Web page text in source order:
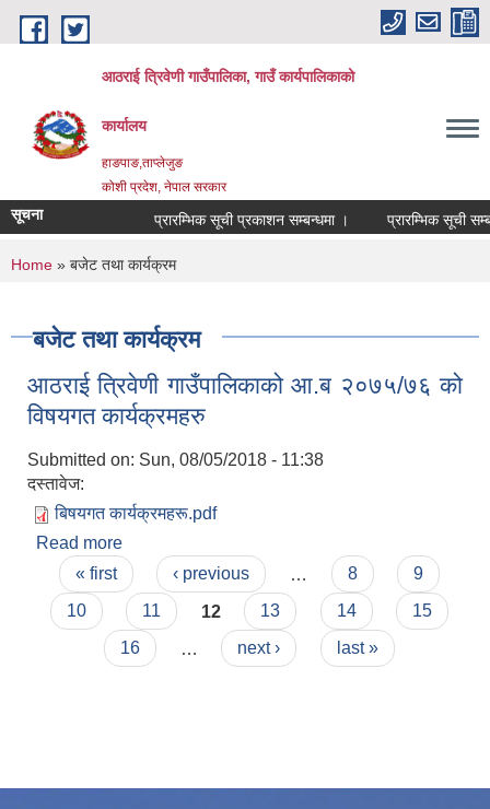
Skip to main content
आठराई त्रिवेणी गाउँपालिका, गाउँ कार्यपालिकाको
कार्यालय
हाङपाङ,ताप्लेजुङ
कोशी प्रदेश, नेपाल सरकार
सूचना प्रारम्भिक सूची प्रकाशन सम्बन्धमा । प्रारम्भिक सूची
You are here
Home » बजेट तथा कार्यक्रम
बजेट तथा कार्यक्रम
आठराई त्रिवेणी गाउँपालिकाको आ.ब २०७५/७६ को
विषयगत कार्यक्रमहरु
Submitted on: Sun, 08/05/2018 - 11:38
दस्तावेज:
बिषयगत कार्यक्रमहरू.pdf
Read more
विषयगत कार्यक्रमहरु
Pages
« first ‹ previous 8
9
10
11 12 13 14
15
16
next › last »